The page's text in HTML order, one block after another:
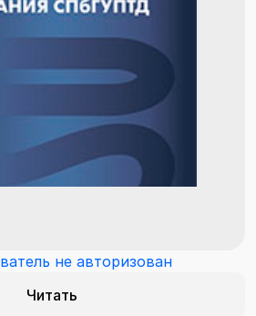
не авторизован
Читать